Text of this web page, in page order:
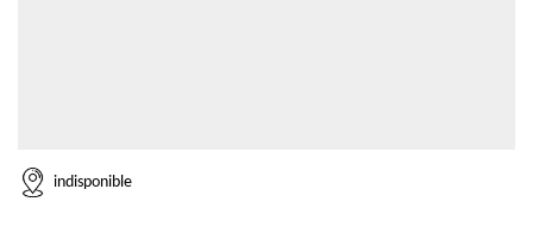
indisponible